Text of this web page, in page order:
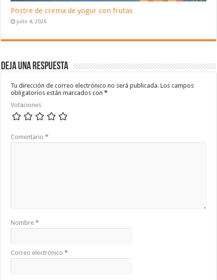
Postre de crema de yogur con frutas
julio 4, 2026
Deja una respuesta
Tu dirección de correo electrónico no será publicada. Los campos
obligatorios están marcados con*
Votaciones
Comentario*
Nombre*
Correo electrónico*